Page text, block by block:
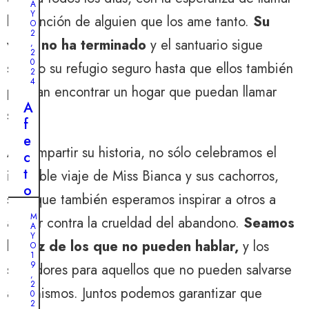
la atención de alguien que los ame tanto. Su
viaje no ha terminado y el santuario sigue
siendo su refugio seguro hasta que ellos también
puedan encontrar un hogar que puedan llamar
suyo.
Al compartir su historia, no sólo celebramos el
increíble viaje de Miss Bianca y sus cachorros,
sino que también esperamos inspirar a otros a
actuar contra la crueldad del abandono. Seamos
la voz de los que no pueden hablar, y los
salvadores para aquellos que no pueden salvarse
a sí mismos. Juntos podemos garantizar que
d
e
a
b
ú
s
q
u
d
d
e
ú
m
o
m
o
m
e
n
o
n
h
A
Y
O
2
,
2
0
2
4
A
f
e
c
t
o
m
p
M
A
Y
O
1
9
,
2
0
2